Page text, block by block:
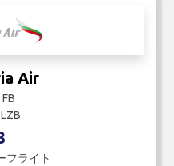
Air
フライト